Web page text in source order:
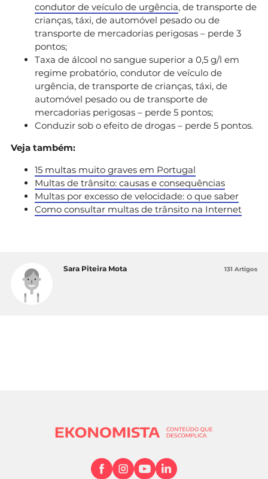
condutor de veículo de urgência, de transporte de
crianças, táxi, de automóvel pesado ou de
transporte de mercadorias perigosas – perde 3
pontos;
Taxa de álcool no sangue superior a 0,5 g/l em
regime probatório, condutor de veículo de
urgência, de transporte de crianças, táxi, de
automóvel pesado ou de transporte de
mercadorias perigosas – perde 5 pontos;
Conduzir sob o efeito de drogas – perde 5 pontos.
Veja também:
15 multas muito graves em Portugal
Multas de trânsito: causas e consequências
Multas por excesso de velocidade: o que saber
Como consultar multas de trânsito na Internet
Sara Piteira Mota 131 Artigos